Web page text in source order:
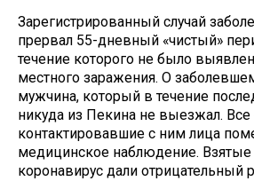
Зарегистрированный случай
прервал 55-дневный «чистый»
течение которого не было
местного заражения. О
мужчина, который в течение
никуда из Пекина не выезжал. Все
контактировавшие с ним лица
медицинское наблюдение. Взятые
коронавирус дали отрицательный